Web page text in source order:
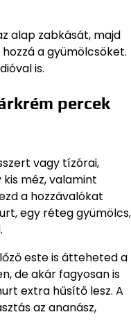
alap zabkását, majd
a gyümölcsöket.
is.
percek
vagy tízórai,
méz, valamint
a hozzávalókat
egy réteg gyümölcs,
este is átteheted a
de akár fagyosan is
extra hűsítő lesz. A
az ananász,